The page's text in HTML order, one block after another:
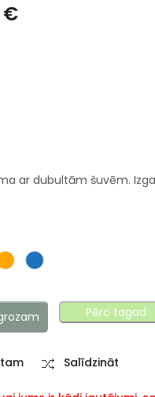
€
ar dubultām šuvēm.
Pērc tagad
Salīdzināt